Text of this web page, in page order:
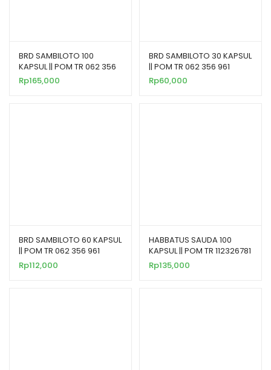
BRD SAMBILOTO 100
KAPSUL || POM TR 062 356
961
Rp165,000
BRD SAMBILOTO 30 KAPSUL
|| POM TR 062 356 961
Rp60,000
BRD SAMBILOTO 60 KAPSUL
|| POM TR 062 356 961
Rp112,000
HABBATUS SAUDA 100
KAPSUL || POM TR 112326781
Rp135,000